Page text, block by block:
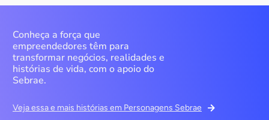
Conheça a força que
empreendedores têm para
transformar negócios, realidades e
histórias de vida, com o apoio do
Sebrae.
Veja essa e mais histórias em Personagens Sebrae